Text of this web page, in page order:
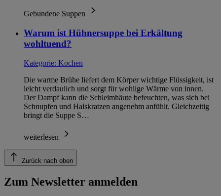
Gebundene Suppen
Warum ist Hühnersuppe bei Erkältung
wohltuend?
Kategorie: Kochen
Die warme Brühe liefert dem Körper wichtige Flüssigkeit, ist
leicht verdaulich und sorgt für wohlige Wärme von innen.
Der Dampf kann die Schleimhäute befeuchten, was sich bei
Schnupfen und Halskratzen angenehm anfühlt. Gleichzeitig
bringt die Suppe S…
weiterlesen
Zurück nach oben
Zum Newsletter anmelden